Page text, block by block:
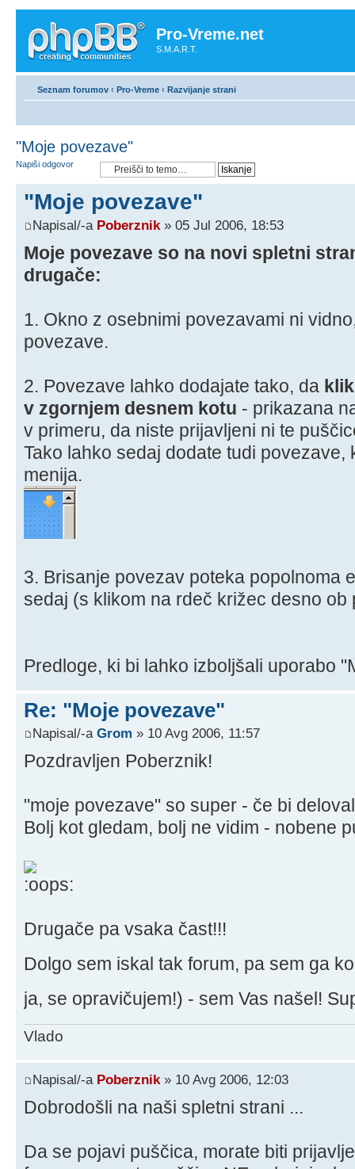
Pro-Vreme.net
S.M.A.R.T.
Seznam forumov ‹ Pro-Vreme ‹ Razvijanje strani
"Moje povezave"
Napiši odgovor
"Moje povezave"
Napisal/-a Poberznik » 05 Jul 2006, 18:53
Moje povezave so na novi spletni
drugače:
1. Okno z osebnimi povezavami ni
povezave.
2. Povezave lahko dodajate tako, da
v zgornjem desnem kotu - prikazana
v primeru, da niste prijavljeni ni te
Tako lahko sedaj dodate tudi povezave,
menija.
3. Brisanje povezav poteka popolnoma
sedaj (s klikom na rdeč križec desno ob
Predloge, ki bi lahko izboljšali uporabo
Re: "Moje povezave"
Napisal/-a Grom » 10 Avg 2006, 11:57
Pozdravljen Poberznik!
"moje povezave" so super - če bi
Bolj kot gledam, bolj ne vidim - nobene
Drugače pa vsaka čast!!!
Dolgo sem iskal tak forum, pa sem ga
ja, se opravičujem!) - sem Vas našel!
Vlado
Napisal/-a Poberznik» 10 Avg 2006, 12:03
Dobrodošli na naši spletni strani ...
Da se pojavi puščica, morate biti